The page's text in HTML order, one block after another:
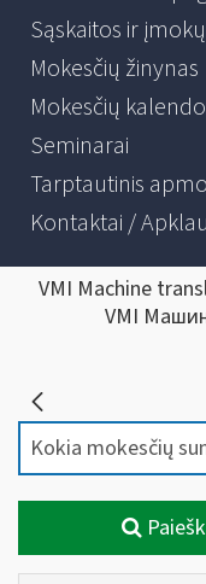
Sąskaitos ir
Mokesčių žinynas
Mokesčių
Seminarai
Tarptautinis
Kontaktai /
VMI Machine
VMI